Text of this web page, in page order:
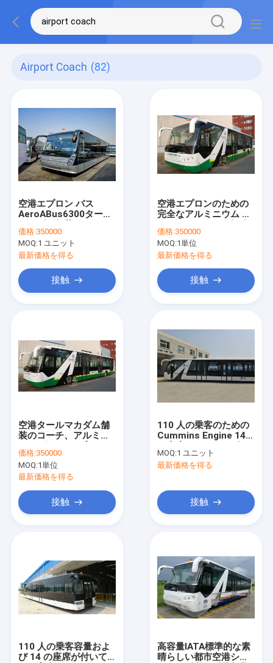
Airport Coach (82)
空港エプロン バス
AeroABus6300タール
の完全なアルミニウム
ボディ
価格:350000
MOQ:1 ユニット
最新価格を得る
接触
空港エプロンのための
完全なアルミニウム ボ
装のコーチ
価格:350000
MOQ:1単位
最新価格を得る
接触
空港タールマカダム舗
装のコーチ、アルミニ
バス
価格:350000
MOQ:1単位
最新価格を得る
接触
110 人の乗客のための
Cummins Engine 14
舗装のコーチの傾斜路
バス
MOQ:1 ユニット
最新価格を得る
接触
110 人の乗客容量およ
び 14 の座席が付いて
高容量IATA標準的な素
晴らしい都市空港シャ